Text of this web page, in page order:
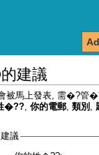
建議
被馬上發表, 需�?管
�?? 你的電郵 類別
議